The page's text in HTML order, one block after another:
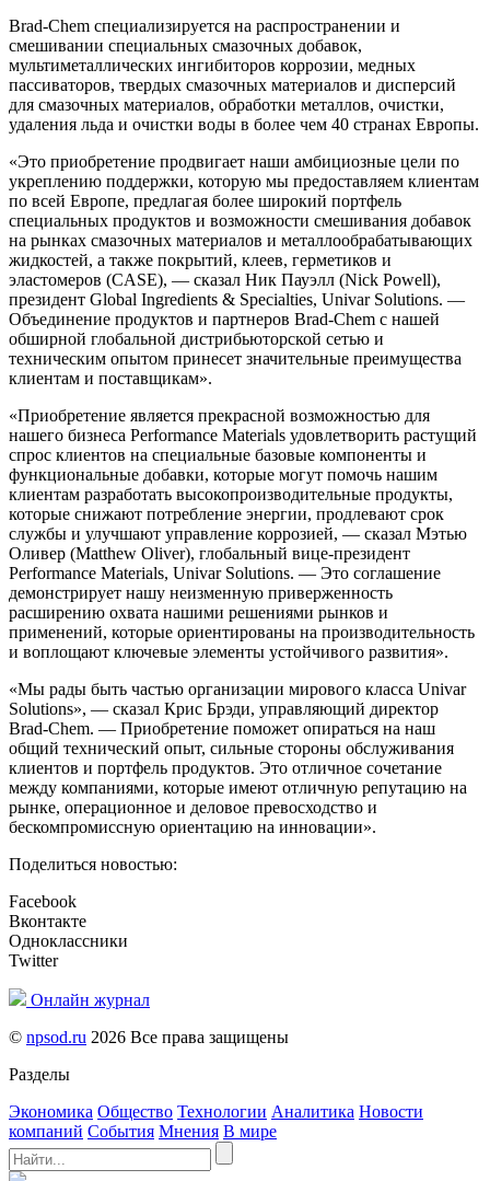
Brad-Chem специализируется на распространении и
смешивании специальных смазочных добавок,
мультиметаллических ингибиторов коррозии, медных
пассиваторов, твердых смазочных материалов и дисперсий
для смазочных материалов, обработки металлов, очистки,
удаления льда и очистки воды в более чем 40 странах Европы.
«Это приобретение продвигает наши амбициозные цели по
укреплению поддержки, которую мы предоставляем клиентам
по всей Европе, предлагая более широкий портфель
специальных продуктов и возможности смешивания добавок
на рынках смазочных материалов и металлообрабатывающих
жидкостей, а также покрытий, клеев, герметиков и
эластомеров (CASE), — сказал Ник Пауэлл (Nick Powell),
президент Global Ingredients & Specialties, Univar Solutions. —
Объединение продуктов и партнеров Brad-Chem с нашей
обширной глобальной дистрибьюторской сетью и
техническим опытом принесет значительные преимущества
клиентам и поставщикам».
«Приобретение является прекрасной возможностью для
нашего бизнеса Performance Materials удовлетворить растущий
спрос клиентов на специальные базовые компоненты и
функциональные добавки, которые могут помочь нашим
клиентам разработать высокопроизводительные продукты,
которые снижают потребление энергии, продлевают срок
службы и улучшают управление коррозией, — сказал Мэтью
Оливер (Matthew Oliver), глобальный вице-президент
Performance Materials, Univar Solutions. — Это соглашение
демонстрирует нашу неизменную приверженность
расширению охвата нашими решениями рынков и
применений, которые ориентированы на производительность
и воплощают ключевые элементы устойчивого развития».
«Мы рады быть частью организации мирового класса Univar
Solutions», — сказал Крис Брэди, управляющий директор
Brad-Chem. — Приобретение поможет опираться на наш
общий технический опыт, сильные стороны обслуживания
клиентов и портфель продуктов. Это отличное сочетание
между компаниями, которые имеют отличную репутацию на
рынке, операционное и деловое превосходство и
бескомпромиссную ориентацию на инновации».
Поделиться новостью:
Facebook
Вконтакте
Одноклассники
Twitter
Онлайн журнал
© npsod.ru 2026 Все права защищены
Разделы
Экономика Общество Технологии Аналитика Новости
компаний События Мнения В мире